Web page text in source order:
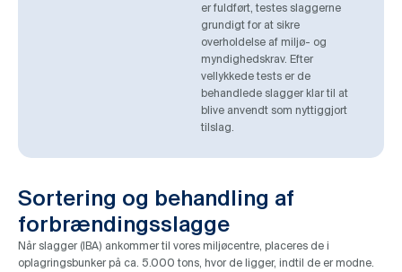
er fuldført, testes slaggerne
grundigt for at sikre
overholdelse af miljø- og
myndighedskrav. Efter
vellykkede tests er de
behandlede slagger klar til at
blive anvendt som nyttiggjort
tilslag.
Sortering og behandling af
forbrændingsslagge
Når slagger (IBA) ankommer til vores miljøcentre, placeres de i
oplagringsbunker på ca. 5.000 tons, hvor de ligger, indtil de er modne.